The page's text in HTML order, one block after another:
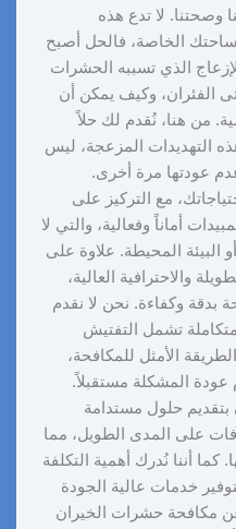
وصحتنا. لا تدع هذه
الخاصة، فالحل أصبح
الذي تسببه الحشرات
الفئران، وكيف يمكن أن
من هنا، نُقدم لك حلاً
التهديدات المزعجة، ليس
عودتها مرة أخرى.
مع التركيز على
أماناً وفعالية، والتي لا
البيئة المحيطة. علاوة على
والاحترافية العالية،
بدقة وكفاءة. نحن لا نقدم
تشمل التفتيش
الأمثل للمكافحة،
عودة المشكلة مستقبلاً.
بتقديم حلول مستدامة
على المدى الطويل، مما
كما أننا نُدرك أهمية التكلفة
خدمات عالية الجودة
مكافحة حشرات الخيران